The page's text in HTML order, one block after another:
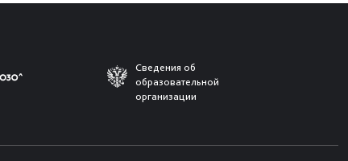
Сведения об
образовательной
организации